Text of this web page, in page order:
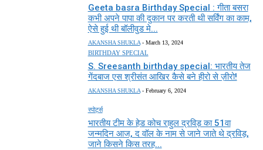
Geeta basra Birthday Special : गीता बसरा
कभी अपने पापा की दुकान पर करती थी सर्विंग का काम,
ऐसे हुई थी बॉलीवुड मे...
AKANSHA SHUKLA - March 13, 2024
BIRTHDAY SPECIAL
S. Sreesanth birthday special: भारतीय तेज
गेंदबाज एस श्रीसंत आखिर कैसे बने हीरो से ज़ीरो!
AKANSHA SHUKLA - February 6, 2024
स्पोर्ट्स
भारतीय टीम के हेड कोच राहुल द्रविड़ का 51वा
जन्मदिन आज, द वॉल के नाम से जाने जाते थे द्रविड़,
जाने किसने किस तरह...